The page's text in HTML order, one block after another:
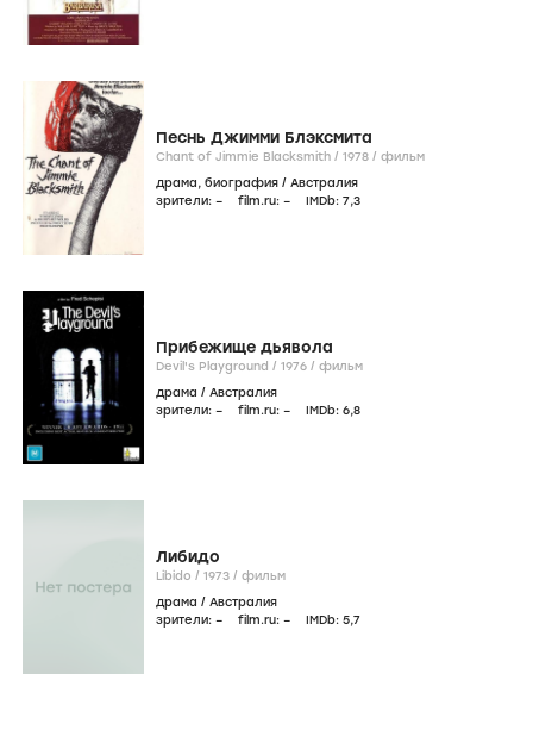
Песнь Джимми Блэксмита
Chant of Jimmie Blacksmith / 1978 / фильм
драма, биография / Австралия
зрители: – film.ru: – IMDb: 7,3
Прибежище дьявола
Devil's Playground / 1976 / фильм
драма / Австралия
зрители: – film.ru: – IMDb: 6,8
Либидо
Libido / 1973 / фильм
драма / Австралия
зрители: – film.ru: – IMDb: 5,7